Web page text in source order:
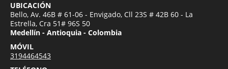
UBICACIÓN
Bello, Av. 46B # 61-06 - Envigado, Cll 23S # 42B 60 - La
Estrella, Cra 51# 96S 50
Medellín - Antioquia - Colombia
MÓVIL
3194464543